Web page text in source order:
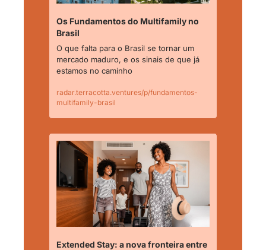
Os Fundamentos do Multifamily no
Brasil
O que falta para o Brasil se tornar um
mercado maduro, e os sinais de que já
estamos no caminho
radar.terracotta.ventures/p/fundamentos-
multifamily-brasil
Extended Stay: a nova fronteira entre